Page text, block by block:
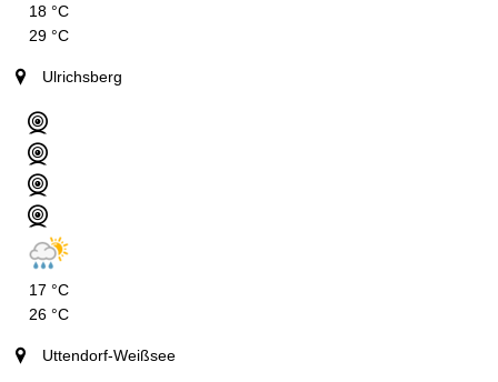
18 °C
29 °C
Ulrichsberg
17 °C
26 °C
Uttendorf-Weißsee